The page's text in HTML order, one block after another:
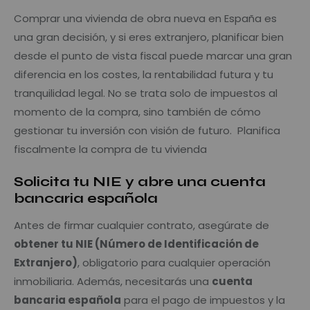
Comprar una vivienda de obra nueva en España es
una gran decisión, y si eres extranjero, planificar bien
desde el punto de vista fiscal puede marcar una gran
diferencia en los costes, la rentabilidad futura y tu
tranquilidad legal. No se trata solo de impuestos al
momento de la compra, sino también de cómo
gestionar tu inversión con visión de futuro. Planifica
fiscalmente la compra de tu vivienda
Solicita tu NIE y abre una cuenta
bancaria española
Antes de firmar cualquier contrato, asegúrate de
obtener tu NIE (Número de Identificación de
Extranjero), obligatorio para cualquier operación
inmobiliaria. Además, necesitarás una cuenta
bancaria española para el pago de impuestos y la